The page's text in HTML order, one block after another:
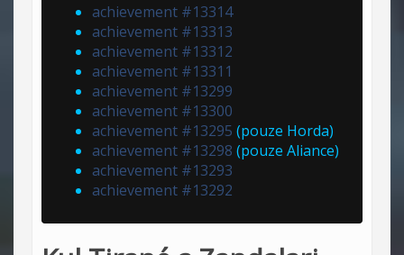
achievement #13314
achievement #13313
achievement #13312
achievement #13311
achievement #13299
achievement #13300
achievement #13295 (pouze Horda)
achievement #13298 (pouze Aliance)
achievement #13293
achievement #13292